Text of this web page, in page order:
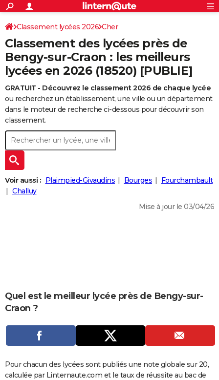
ACTUALITÉS
Politique
Société
Faits Divers
Education
Monde
Villes
+
SPORT
Coupe du monde 2026
Football
Tennis
Cyclisme
Rugby
Forum
Programme TV
TNT
Streaming
Cinéma
Sorties cinéma
Musique
+FINANCE
Retraite
Impôts
Epargne
Immobilier
Risques naturels par ville
Banque
Assurance
Crédit
AUTO
Essais
Réserver un essai
Citadines
Berlines
SUV
Forum auto
+
HIGH-TECH
BRICOLAGE
Forum
Aménagement intérieur
Extérieur
Cuisine
Salle de bains
Jardinage
Rangement
+WEEK-END
Guides de France
Escapades
Patrimoine
Expositions
Musées
Week-end nature
+
LIFESTYLE
Art de vivre
Bien-être
Loisirs
Mode
Modes de vie
SANTE
Carte de Noël
Carte Bonne année
Carte Saint-Valentin
Carte Pâques
Carte d'anniversaire
DICTIONNAIRE
Dictionnaire
Biographies
Citations
Expressions
Proverbes
PROGRAMME TV
S'inscrire
Se connecter
Lycées
Collèges
Primaires
Universités
Entreprises
Service militaire
Avis de recherche
AVIS DE DÉCÈS
S'inscrire
Connexion
Classement lycées 2026 Cher
Classement des lycées près de
Bengy-sur-Craon : les meilleurs
lycées en 2026 (18520) [PUBLIE]
GRATUIT - Découvrez le classement 2026 de chaque lycée
ou recherchez un établissement, une ville ou un département
dans le moteur de recherche ci-dessous pour découvrir son
classement.
Voir aussi : Plaimpied-Givaudins Bourges
Fourchambault
Challuy
Mise à jour le 03/04/26
Quel est le meilleur lycée près de Bengy-sur-
Craon ?
Pour chacun des lycées sont publiés une note globale sur 20,
calculée par Linternaute.com et le taux de réussite au bac de